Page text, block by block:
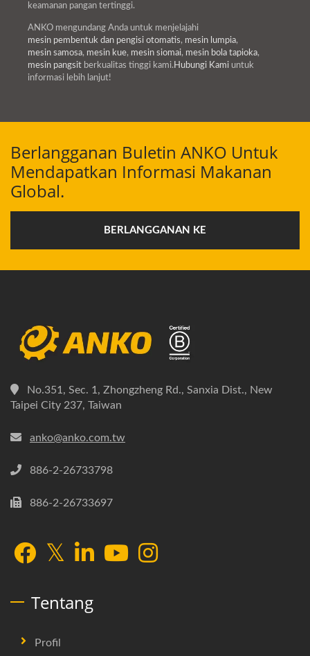
keamanan pangan tertinggi.
ANKO mengundang Anda untuk menjelajahi
mesin pembentuk dan pengisi otomatis, mesin lumpia,
mesin samosa, mesin kue, mesin siomai, mesin bola tapioka,
mesin pangsit berkualitas tinggi kami.Hubungi Kami untuk
informasi lebih lanjut!
Berlangganan Buletin ANKO Untuk
Mendapatkan Informasi Makanan
Global.
BERLANGGANAN KE
No.351, Sec. 1, Zhongzheng Rd., Sanxia Dist., New
Taipei City 237, Taiwan
anko@anko.com.tw
886-2-26733798
886-2-26733697
Tentang
Profil